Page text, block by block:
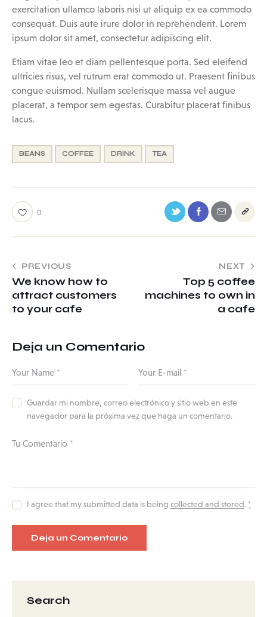
exercitation ullamco laboris nisi ut aliquip ex ea commodo
consequat. Duis aute irure dolor in reprehenderit. Lorem
ipsum dolor sit amet, consectetur adipiscing elit.
Etiam vitae leo et diam pellentesque porta. Sed eleifend
ultricies risus, vel rutrum erat commodo ut. Praesent finibus
congue euismod. Nullam scelerisque massa vel augue
placerat, a tempor sem egestas. Curabitur placerat finibus
lacus.
BEANS COFFEE DRINK TEA
0
PREVIOUS
We know how to
attract customers
to your cafe
NEXT
Top 5 coffee
machines to own in
a cafe
Deja un Comentario
Guardar mi nombre, correo electrónico y sitio web en este
navegador para la próxima vez que haga un comentario.
I agree that my submitted data is beingcollected and stored. *
Search